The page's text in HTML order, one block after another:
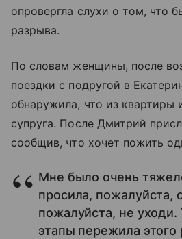
опровергла слухи о том, что
разрыва.
По словам женщины, после
поездки с подругой в
обнаружила, что из квартиры
супруга. После Дмитрий
сообщив, что хочет пожить
Мне было очень
просила, пожалуйста,
пожалуйста, не уходи.
этапы пережила этого